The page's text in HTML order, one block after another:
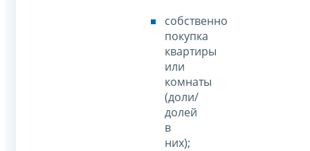
собственно
покупка
квартиры
или
комнаты
(доли/
долей
в
них);